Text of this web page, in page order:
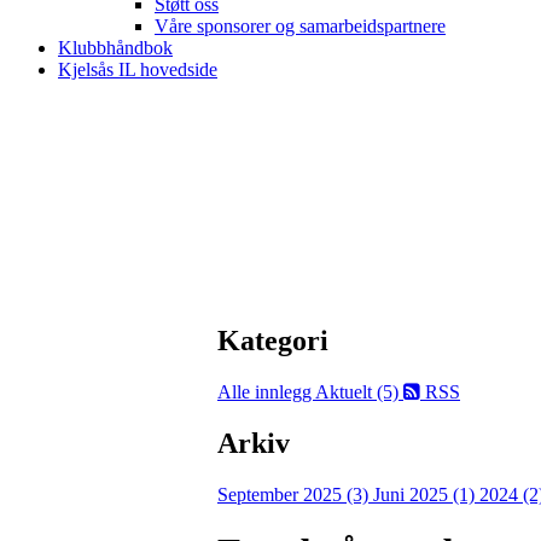
Støtt oss
Våre sponsorer og samarbeidspartnere
Klubbhåndbok
Kjelsås IL hovedside
Kategori
Alle innlegg Aktuelt (5) RSS
Arkiv
September 2025 (3) Juni 2025 (1) 2024